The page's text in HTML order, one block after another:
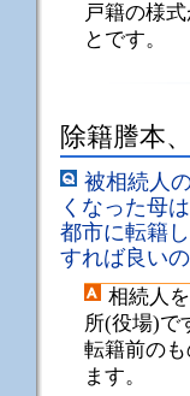
戸籍の様
とです。
除籍謄本
被相続人
くなった母
都市に転籍
すれば良い
相続人
所(役場)で
転籍前の
ます。